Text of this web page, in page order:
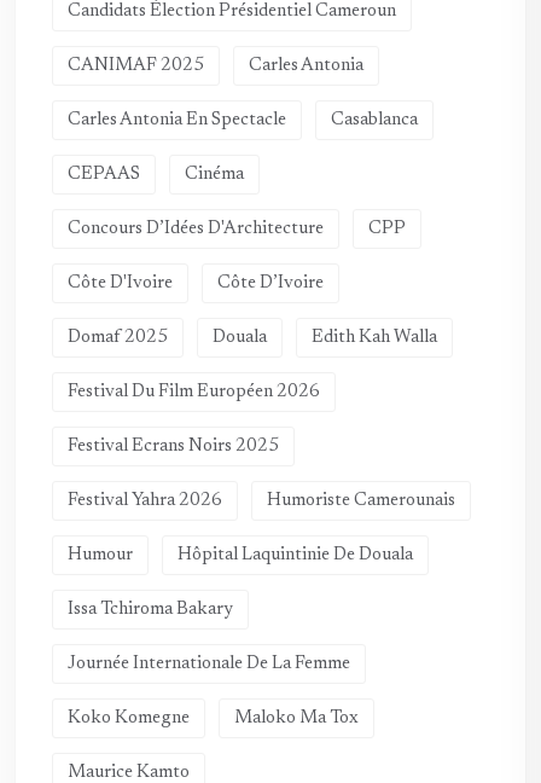
Candidats Élection Présidentiel Cameroun
CANIMAF 2025 Carles Antonia
Carles Antonia En Spectacle Casablanca
CEPAAS Cinéma
Concours D’Idées D'Architecture CPP
Côte D'Ivoire Côte D’Ivoire
Domaf 2025 Douala Edith Kah Walla
Festival Du Film Européen 2026
Festival Ecrans Noirs 2025
Festival Yahra 2026 Humoriste Camerounais
Humour Hôpital Laquintinie De Douala
Issa Tchiroma Bakary
Journée Internationale De La Femme
Koko Komegne Maloko Ma Tox
Maurice Kamto